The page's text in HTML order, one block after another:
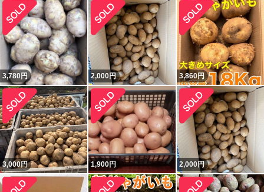
3,780円 2,000円 3,860円
3,000円 1,900円 2,000円